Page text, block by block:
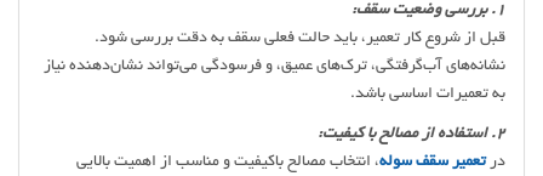
1. بررسی وضعیت سقف:
قبل از شروع کار تعمیر، باید حالت فعلی سقف به دقت بررسی شود.
نشانه‌های آب‌گرفتگی، ترک‌های عمیق، و فرسودگی می‌تواند نشان‌دهنده نیاز
به تعمیرات اساسی باشد.
2. استفاده از مصالح با کیفیت:
درتعمیر سقف سوله، انتخاب مصالح باکیفیت و مناسب از اهمیت بالایی